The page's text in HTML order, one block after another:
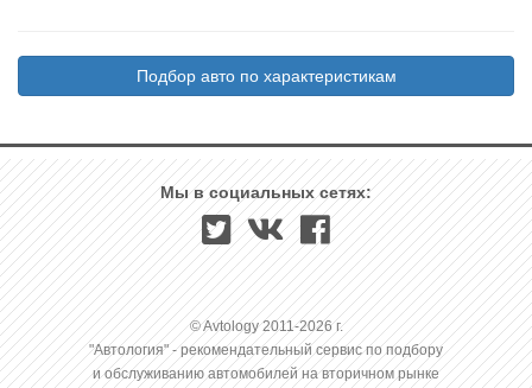
Подбор авто по характеристикам
Мы в социальных сетях:
© Avtology 2011-2026 г.
"Автология" - рекомендательный сервис по подбору
и обслуживанию автомобилей на вторичном рынке